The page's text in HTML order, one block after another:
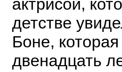
актрисой,
детстве
Боне,
двенадцать